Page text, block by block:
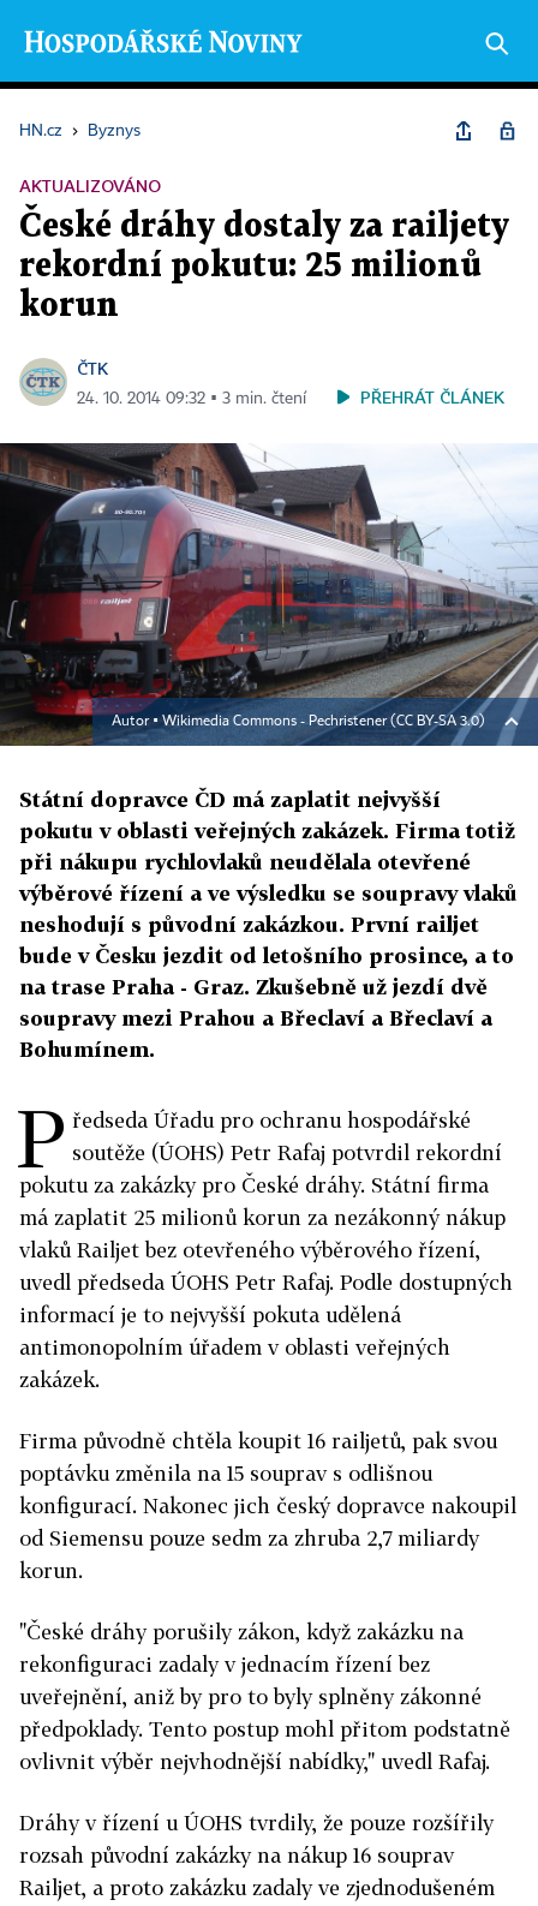
HN.cz › Byznys
AKTUALIZOVÁNO
České dráhy dostaly za railjety
rekordní pokutu: 25 milionů
korun
ČTK
24. 10. 2014 09:32 ▪ 3 min. čtení PŘEHRÁT ČLÁNEK
Autor ▪ Wikimedia Commons - Pechristener (CC BY-SA 3.0)
Státní dopravce ČD má zaplatit nejvyšší
pokutu v oblasti veřejných zakázek. Firma totiž
při nákupu rychlovlaků neudělala otevřené
výběrové řízení a ve výsledku se soupravy vlaků
neshodují s původní zakázkou. První railjet
bude v Česku jezdit od letošního prosince, a to
na trase Praha - Graz. Zkušebně už jezdí dvě
soupravy mezi Prahou a Břeclaví a Břeclaví a
Bohumínem.
P ředseda Úřadu pro ochranu hospodářské
soutěže (ÚOHS) Petr Rafaj potvrdil rekordní
pokutu za zakázky pro České dráhy. Státní firma
má zaplatit 25 milionů korun za nezákonný nákup
vlaků Railjet bez otevřeného výběrového řízení,
uvedl předseda ÚOHS Petr Rafaj. Podle dostupných
informací je to nejvyšší pokuta udělená
antimonopolním úřadem v oblasti veřejných
zakázek.
Firma původně chtěla koupit 16 railjetů, pak svou
poptávku změnila na 15 souprav s odlišnou
konfigurací. Nakonec jich český dopravce nakoupil
od Siemensu pouze sedm za zhruba 2,7 miliardy
korun.
"České dráhy porušily zákon, když zakázku na
rekonfiguraci zadaly v jednacím řízení bez
uveřejnění, aniž by pro to byly splněny zákonné
předpoklady. Tento postup mohl přitom podstatně
ovlivnit výběr nejvhodnější nabídky," uvedl Rafaj.
Dráhy v řízení u ÚOHS tvrdily, že pouze rozšířily
rozsah původní zakázky na nákup 16 souprav
Railjet, a proto zakázku zadaly ve zjednodušeném